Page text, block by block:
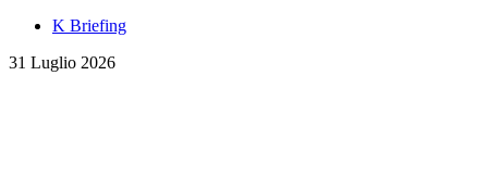
K Briefing
31 Luglio 2026